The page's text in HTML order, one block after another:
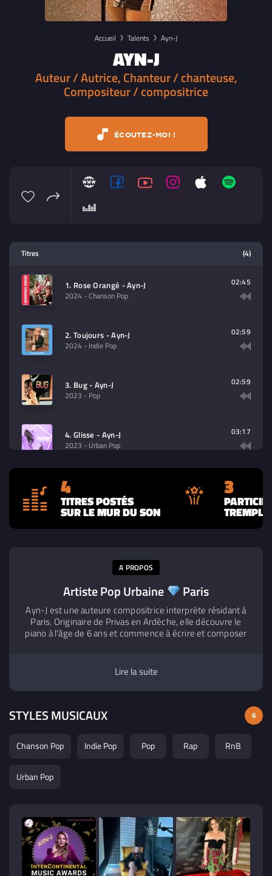
Accueil Talents Ayn-J
AYN-J
Auteur / Autrice, Chanteur / chanteuse,
Compositeur / compositrice
ÉCOUTEZ-MOI !
contenu à lire (audio/video)
Titres (4)
1. Rose Orangé - Ayn-J
2024 - Chanson Pop
02:45
2. Toujours - Ayn-J
2024 - Indie Pop
02:59
3. Bug - Ayn-J
2023 - Pop
02:59
4. Glisse - Ayn-J
2023 - Urban Pop
03:17
4
TITRES POSTÉS
SUR LE MUR DU SON
3
A PROPOS
Artiste Pop Urbaine Paris
Ayn-J est une auteure compositrice interprète résidant à
Paris. Originaire de Privas en Ardèche, elle découvre le
piano à l'âge de 6 ans et commence à écrire et composer
puis commence à façonner son projet artistique en studio.
Au fil de ses voyages et expériences de vie, elle forge une
pop poétique et onirique aux accents urbains. Elle sort son
livre davantage dans « Pentagone » un EP de 5 titres en
préparation et sortira en décembre.
Lire la suite
STYLES MUSICAUX 6
Chanson Pop Indie Pop Pop Rap RnB
Urban Pop